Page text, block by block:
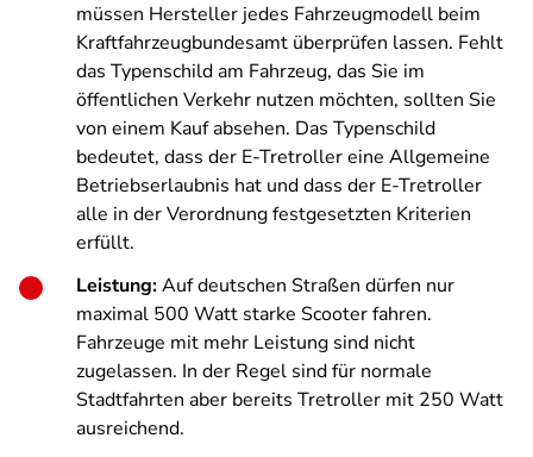
müssen Hersteller jedes Fahrzeugmodell beim
Kraftfahrzeugbundesamt überprüfen lassen. Fehlt
das Typenschild am Fahrzeug, das Sie im
öffentlichen Verkehr nutzen möchten, sollten Sie
von einem Kauf absehen. Das Typenschild
bedeutet, dass der E-Tretroller eine Allgemeine
Betriebserlaubnis hat und dass der E-Tretroller
alle in der Verordnung festgesetzten Kriterien
erfüllt.
Leistung:Auf deutschen Straßen dürfen nur
maximal 500 Watt starke Scooter fahren.
Fahrzeuge mit mehr Leistung sind nicht
zugelassen. In der Regel sind für normale
Stadtfahrten aber bereits Tretroller mit 250 Watt
ausreichend.